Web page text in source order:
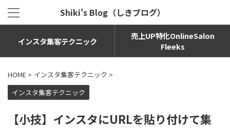
Shiki's Blog（しきブログ）
インスタ集客テクニック
売上UP特化OnlineSalon
Fleeks
HOME > インスタ集客テクニック >
インスタ集客テクニック
【小技】インスタにURLを貼り付けて集